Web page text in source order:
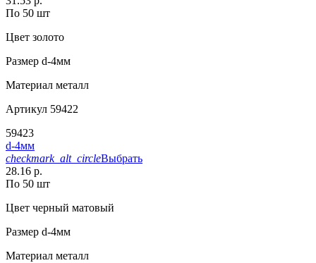
По 50 шт
Цвет золото
Размер d-4мм
Материал металл
Артикул 59422
59423
d-4мм
checkmark_alt_circleВыбрать
28.16 р.
По 50 шт
Цвет черный матовый
Размер d-4мм
Материал металл